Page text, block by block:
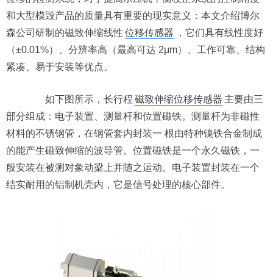
和大型模毁产品的质量具有重要的现实意义：本文介绍博尔
森公司研制的磁致伸缩线性 位移传感器
，它们具有线性度好
（±0.01%）、分辨率高（最高可达 2μm）、工作可靠、结构
紧凑、易于安装等优点。
如下图所示，长行程 磁致伸缩位移传感器 主要由三
部分组成：电子装置、测量杆和位置磁铁。测量杆为非磁性
材料的不锈钢管，在钢管套内封装一 根由特种镍铁合金制成
的能产生磁致伸缩的波导管。位置磁铁是一个永久磁铁，一
般安装在被测对象动梁上并随之运动。电子装置封装在一个
结实耐用的铝制机壳内，它是信号处理的核心部件。